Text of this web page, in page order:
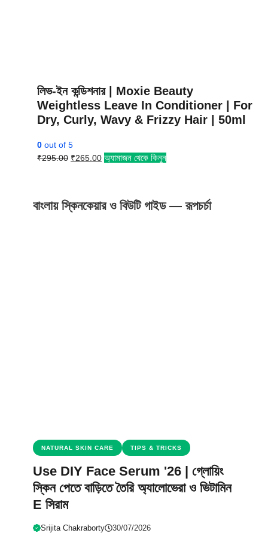
লিভ-ইন কন্ডিশনার | Moxie Beauty
Weightless Leave In Conditioner | For
Dry, Curly, Wavy & Frizzy Hair | 50ml
0 out of 5
₹295.00 Original
₹265.00Current
অ্যামাজন থেকে কিনুন
বাংলায় স্কিনকেয়ার ও বিউটি গাইড — রূপচর্চা
NATURAL SKIN CARE TIPS & TRICKS
Use DIY Face Serum '26 | গ্লোয়িং
স্কিন পেতে বাড়িতে তৈরি অ্যালোভেরা ও ভিটামিন
E সিরাম
Srijita Chakraborty 30/07/2026